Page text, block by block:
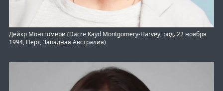
Дейкр Монтгомери (Dacre Kayd Montgomery-Harvey, род. 22 ноября
1994, Перт, Западная Австралия)